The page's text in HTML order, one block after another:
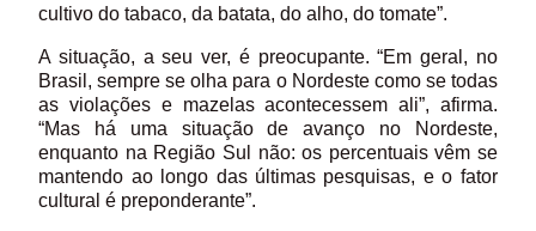
cultivo do tabaco, da batata, do alho, do tomate”.
A situação, a seu ver, é preocupante. “Em geral, no
Brasil, sempre se olha para o Nordeste como se todas
as violações e mazelas acontecessem ali”, afirma.
“Mas há uma situação de avanço no Nordeste,
enquanto na Região Sul não: os percentuais vêm se
mantendo ao longo das últimas pesquisas, e o fator
cultural é preponderante”.